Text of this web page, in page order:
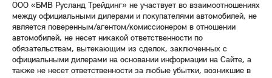
ООО «БМВ Русланд Трейдинг» не участвует во взаимоотношениях
между официальными дилерами и покупателями автомобилей, не
является поверенным/агентом/комиссионером в отношении
автомобилей, не несет никакой ответственности по
обязательствам, вытекающим из сделок, заключенных с
официальными дилерами на основании информации на Сайте, а
также не несет ответственности за любые убытки, возникшие в